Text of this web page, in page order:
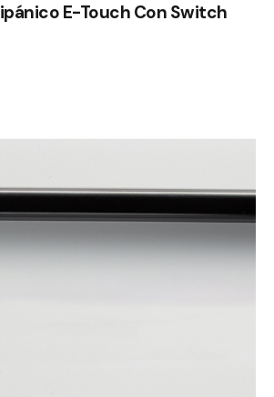
E-Touch Con Switch